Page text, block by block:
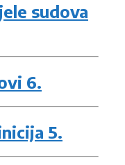
sudova
6.
5.